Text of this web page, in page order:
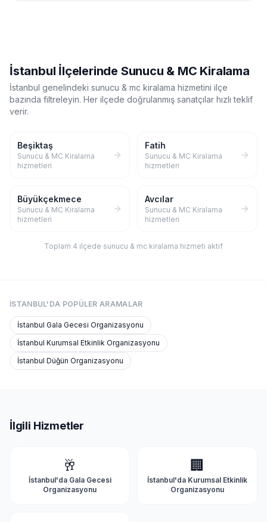
İstanbul İlçelerinde Sunucu & MC Kiralama
İstanbul genelindeki sunucu & mc kiralama hizmetini ilçe
bazında filtreleyin. Her ilçede doğrulanmış sanatçılar hızlı teklif
verir.
Beşiktaş
Sunucu & MC Kiralama
hizmetleri
Fatih
Sunucu & MC Kiralama
hizmetleri
Büyükçekmece
Sunucu & MC Kiralama
hizmetleri
Avcılar
Sunucu & MC Kiralama
hizmetleri
Toplam 4 ilçede sunucu & mc kiralama hizmeti aktif
İSTANBUL'DA POPÜLER ARAMALAR
İstanbul Gala Gecesi Organizasyonu
İstanbul Kurumsal Etkinlik Organizasyonu
İstanbul Düğün Organizasyonu
İlgili Hizmetler
🥂
İstanbul'da Gala Gecesi
Organizasyonu
🏢
İstanbul'da Kurumsal Etkinlik
Organizasyonu